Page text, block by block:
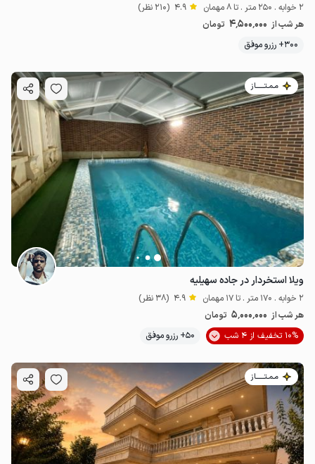
2 خوابه . 250 متر . تا 8 مهمان 4.9 (210 نظر)
هر شب از 4٬500٬000 تومان
300+ رزرو موفق
مـمـتــــــاز
ویلا استخردار در جاده سهیلیه
2 خوابه . 170 متر . تا 17 مهمان 4.9 (38 نظر)
هر شب از 5٬000٬000 تومان
10% تخفیف از 4 شب
50+ رزرو موفق
مـمـتــــــاز